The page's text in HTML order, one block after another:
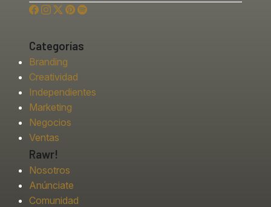
Categorías
Branding
Creatividad
Independientes
Marketing
Negocios
Ventas
Rawr!
Nosotros
Anúnciate
Comunidad